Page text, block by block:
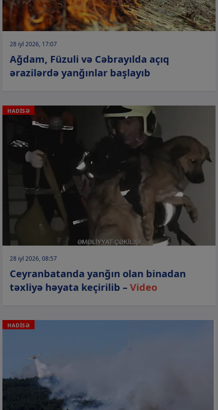
28 iyl 2026, 17:07
Ağdam, Füzuli və Cəbrayılda açıq
ərazilərdə yanğınlar başlayıb
HADİSƏ
28 iyl 2026, 08:57
Ceyranbatanda yanğın olan binadan
təxliyə həyata keçirilib –Video
HADİSƏ